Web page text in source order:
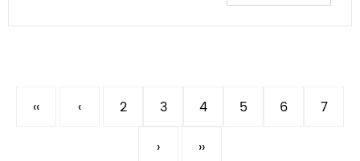
‹‹ ‹ 2 3 4 5 6
7
›
››